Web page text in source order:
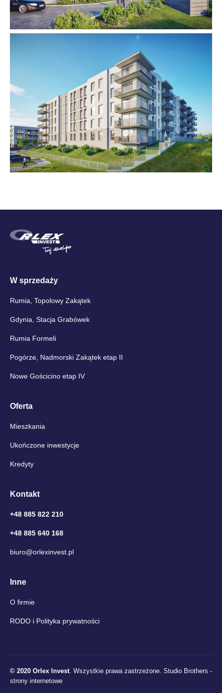
W sprzedaży
Rumia, Topolowy Zakątek
Gdynia, Stacja Grabówek
Rumia Formeli
Pogórze, Nadmorski Zakątek etap II
Nowe Gościcino etap IV
Oferta
Mieszkania
Ukończone inwestycje
Kredyty
Kontakt
+48 885 822 210
+48 885 640 168
biuro@orlexinvest.pl
Inne
O firmie
RODO i Polityka prywatności
© 2020 Orlex Invest . Wszystkie prawa zastrzeżone. Studio Brothers -
strony internetowe